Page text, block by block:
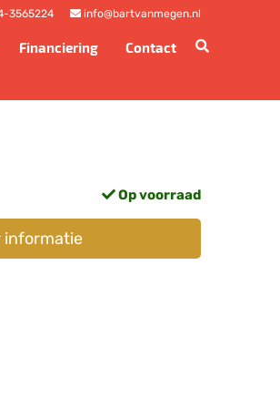
3565224 info@bartvanmegen.nl
Financiering Contact
Op voorraad
informatie